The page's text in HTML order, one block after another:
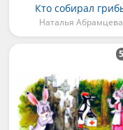
Кто собирал
Наталья Абрамцева